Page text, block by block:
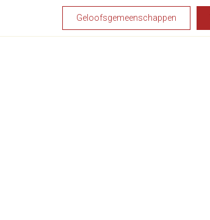
Geloofsgemeenschappen